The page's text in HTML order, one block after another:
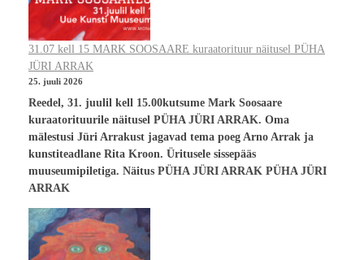
31.07 kell 15 MARK SOOSAARE kuraatorituur näitusel PÜHA
JÜRI ARRAK
25. juuli 2026
Reedel, 31. juulil kell 15.00kutsume Mark Soosaare
kuraatorituurile näitusel PÜHA JÜRI ARRAK. Oma
mälestusi Jüri Arrakust jagavad tema poeg Arno Arrak ja
kunstiteadlane Rita Kroon. Üritusele sissepääs
muuseumipiletiga. Näitus PÜHA JÜRI ARRAK PÜHA JÜRI
ARRAK